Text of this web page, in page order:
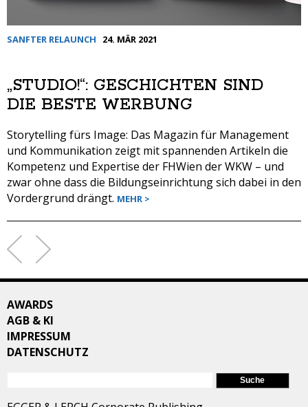
SANFTER RELAUNCH 24. MÄR 2021
„STUDIO!“: GESCHICHTEN SIND
DIE BESTE WERBUNG
Storytelling fürs Image: Das Magazin für Management
und Kommunikation zeigt mit spannenden Artikeln die
Kompetenz und Expertise der FHWien der WKW – und
zwar ohne dass die Bildungseinrichtung sich dabei in den
Vordergrund drängt. MEHR >
SEITEN
AWARDS
AGB & KI
IMPRESSUM
DATENSCHUTZ